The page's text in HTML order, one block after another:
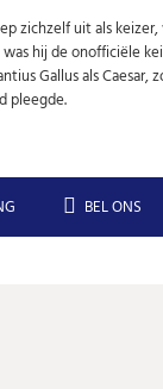
U kunt zich op elk moment
Uw gegevens worden
Niet meer
zichzelf uit als keizer,
hij de onofficiële
Gallus als Caesar,
pleegde.
BEL ONS